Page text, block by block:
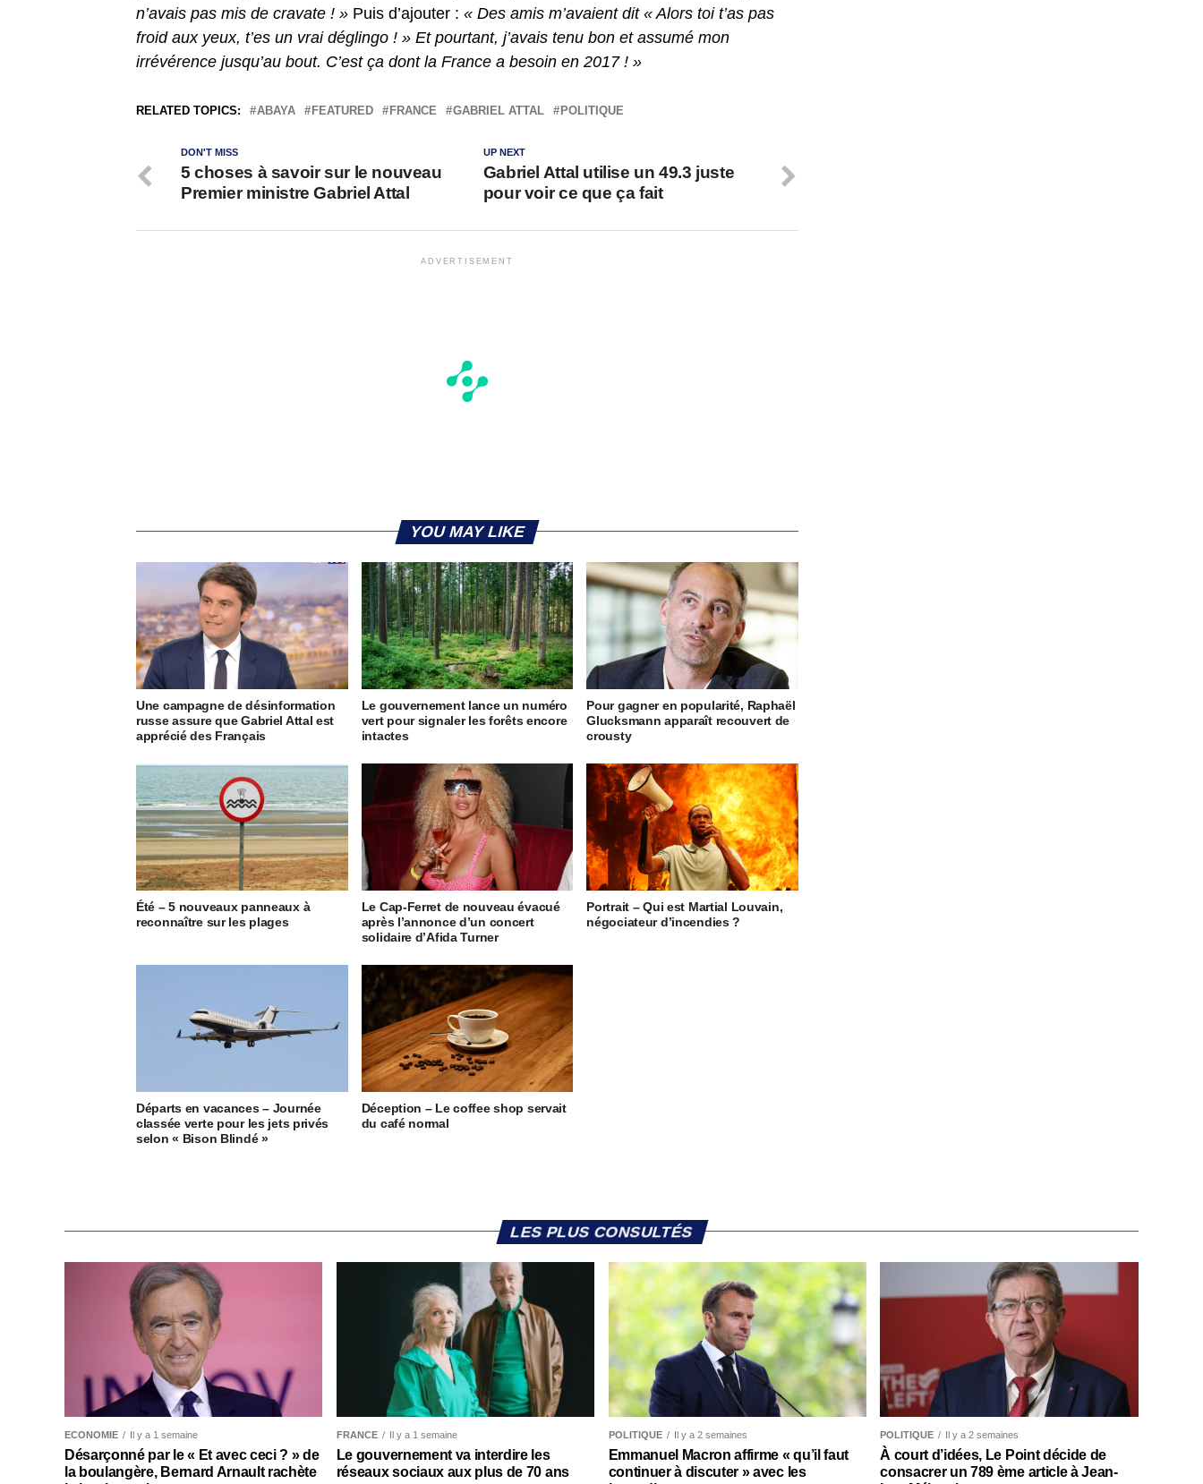
n’avais pas mis de cravate ! » Puis d’ajouter : « Des amis m’avaient dit « Alors toi t’as pas
froid aux yeux, t’es un vrai déglingo ! » Et pourtant, j’avais tenu bon et assumé mon
irrévérence jusqu’au bout. C’est ça dont la France a besoin en 2017 ! »
RELATED TOPICS: ABAYA FEATURED FRANCE GABRIEL ATTAL POLITIQUE
UP NEXT
Gabriel Attal utilise un 49.3 juste
pour voir ce que ça fait
DON'T MISS
5 choses à savoir sur le nouveau
Premier ministre Gabriel Attal
ADVERTISEMENT
YOU MAY LIKE
Une campagne de désinformation
russe assure que Gabriel Attal est
apprécié des Français
Le gouvernement lance un numéro
vert pour signaler les forêts encore
intactes
Pour gagner en popularité, Raphaël
Glucksmann apparaît recouvert de
crousty
Été – 5 nouveaux panneaux à
reconnaître sur les plages
Le Cap-Ferret de nouveau évacué
après l’annonce d’un concert
solidaire d’Afida Turner
Portrait – Qui est Martial Louvain,
négociateur d’incendies ?
Départs en vacances – Journée
classée verte pour les jets privés
selon « Bison Blindé »
Déception – Le coffee shop servait
du café normal
LES PLUS CONSULTÉS
ECONOMIE Il y a 1 semaine
Désarçonné par le « Et avec ceci ? » de
la boulangère, Bernard Arnault rachète
FRANCE Il y a 1 semaine
Le gouvernement va interdire les
réseaux sociaux aux plus de 70 ans
POLITIQUE Il y a 2 semaines
Emmanuel Macron affirme « qu’il faut
continuer à discuter » avec les
POLITIQUE Il y a 2 semaines
À court d’idées, Le Point décide de
consacrer un 789 ème article à Jean-